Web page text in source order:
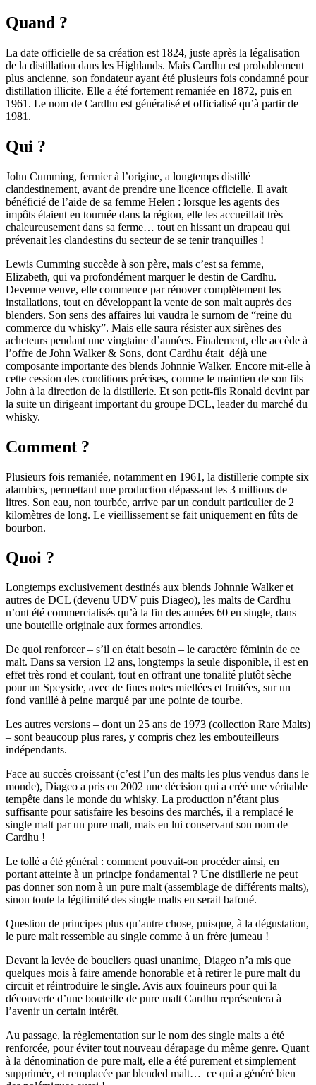
Quand ?
La date officielle de sa création est 1824, juste après la légalisation
de la distillation dans les Highlands. Mais Cardhu est probablement
plus ancienne, son fondateur ayant été plusieurs fois condamné pour
distillation illicite. Elle a été fortement remaniée en 1872, puis en
1961. Le nom de Cardhu est généralisé et officialisé qu’à partir de
1981.
Qui ?
John Cumming, fermier à l’origine, a longtemps distillé
clandestinement, avant de prendre une licence officielle. Il avait
bénéficié de l’aide de sa femme Helen : lorsque les agents des
impôts étaient en tournée dans la région, elle les accueillait très
chaleureusement dans sa ferme… tout en hissant un drapeau qui
prévenait les clandestins du secteur de se tenir tranquilles !
Lewis Cumming succède à son père, mais c’est sa femme,
Elizabeth, qui va profondément marquer le destin de Cardhu.
Devenue veuve, elle commence par rénover complètement les
installations, tout en développant la vente de son malt auprès des
blenders. Son sens des affaires lui vaudra le surnom de “reine du
commerce du whisky”. Mais elle saura résister aux sirènes des
acheteurs pendant une vingtaine d’années. Finalement, elle accède à
l’offre de John Walker & Sons, dont Cardhu était déjà une
composante importante des blends Johnnie Walker. Encore mit-elle à
cette cession des conditions précises, comme le maintien de son fils
John à la direction de la distillerie. Et son petit-fils Ronald devint par
la suite un dirigeant important du groupe DCL, leader du marché du
whisky.
Comment ?
Plusieurs fois remaniée, notamment en 1961, la distillerie compte six
alambics, permettant une production dépassant les 3 millions de
litres. Son eau, non tourbée, arrive par un conduit particulier de 2
kilomètres de long. Le vieillissement se fait uniquement en fûts de
bourbon.
Quoi ?
Longtemps exclusivement destinés aux blends Johnnie Walker et
autres de DCL (devenu UDV puis Diageo), les malts de Cardhu
n’ont été commercialisés qu’à la fin des années 60 en single, dans
une bouteille originale aux formes arrondies.
De quoi renforcer – s’il en était besoin – le caractère féminin de ce
malt. Dans sa version 12 ans, longtemps la seule disponible, il est en
effet très rond et coulant, tout en offrant une tonalité plutôt sèche
pour un Speyside, avec de fines notes miellées et fruitées, sur un
fond vanillé à peine marqué par une pointe de tourbe.
Les autres versions – dont un 25 ans de 1973 (collection Rare Malts)
– sont beaucoup plus rares, y compris chez les embouteilleurs
indépendants.
Face au succès croissant (c’est l’un des malts les plus vendus dans le
monde), Diageo a pris en 2002 une décision qui a créé une véritable
tempête dans le monde du whisky. La production n’étant plus
suffisante pour satisfaire les besoins des marchés, il a remplacé le
single malt par un pure malt, mais en lui conservant son nom de
Cardhu !
Le tollé a été général : comment pouvait-on procéder ainsi, en
portant atteinte à un principe fondamental ? Une distillerie ne peut
pas donner son nom à un pure malt (assemblage de différents malts),
sinon toute la légitimité des single malts en serait bafoué.
Question de principes plus qu’autre chose, puisque, à la dégustation,
le pure malt ressemble au single comme à un frère jumeau !
Devant la levée de boucliers quasi unanime, Diageo n’a mis que
quelques mois à faire amende honorable et à retirer le pure malt du
circuit et réintroduire le single. Avis aux fouineurs pour qui la
découverte d’une bouteille de pure malt Cardhu représentera à
l’avenir un certain intérêt.
Au passage, la règlementation sur le nom des single malts a été
renforcée, pour éviter tout nouveau dérapage du même genre. Quant
à la dénomination de pure malt, elle a été purement et simplement
supprimée, et remplacée par blended malt… ce qui a généré bien